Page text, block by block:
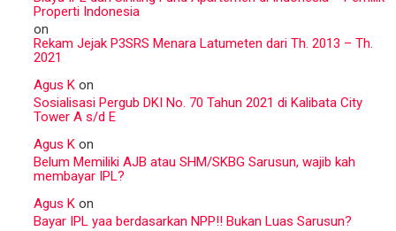
Properti Indonesia
on
Rekam Jejak P3SRS Menara Latumeten dari Th. 2013 – Th.
2021
Agus K on
Sosialisasi Pergub DKI No. 70 Tahun 2021 di Kalibata City
Tower A s/d E
Agus K on
Belum Memiliki AJB atau SHM/SKBG Sarusun, wajib kah
membayar IPL?
Agus K on
Bayar IPL yaa berdasarkan NPP!! Bukan Luas Sarusun?